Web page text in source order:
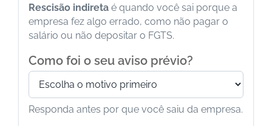
Rescisão indireta é quando você sai porque a
empresa fez algo errado, como não pagar o
salário ou não depositar o FGTS.
Como foi o seu aviso prévio?
Responda antes por que você saiu da empresa.